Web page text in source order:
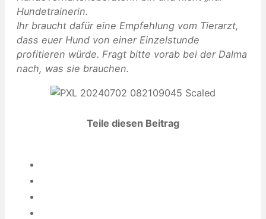
Hundetrainerin.
Ihr braucht dafür eine Empfehlung vom Tierarzt,
dass euer Hund von einer Einzelstunde
profitieren würde. Fragt bitte vorab bei der Dalma
nach, was sie brauchen.
Teile diesen Beitrag